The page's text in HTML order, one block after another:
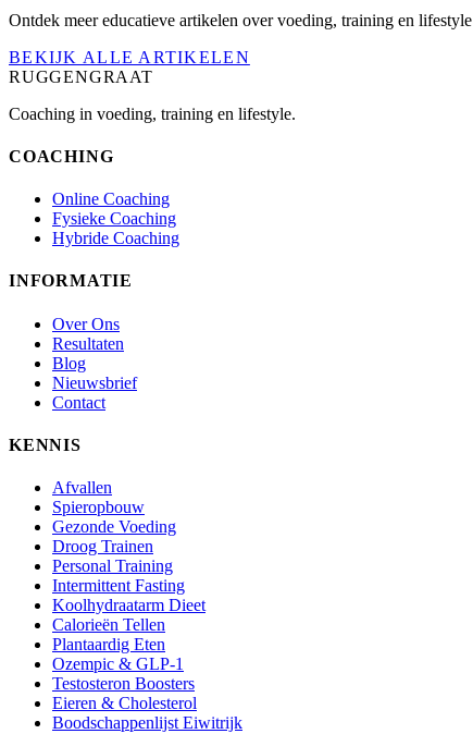
Ontdek meer educatieve artikelen over voeding, training en lifestyle
BEKIJK ALLE ARTIKELEN
RUGGENGRAAT
Coaching in voeding, training en lifestyle.
COACHING
Online Coaching
Fysieke Coaching
Hybride Coaching
INFORMATIE
Over Ons
Resultaten
Blog
Nieuwsbrief
Contact
KENNIS
Afvallen
Spieropbouw
Gezonde Voeding
Droog Trainen
Personal Training
Intermittent Fasting
Koolhydraatarm Dieet
Calorieën Tellen
Plantaardig Eten
Ozempic & GLP-1
Testosteron Boosters
Eieren & Cholesterol
Boodschappenlijst Eiwitrijk